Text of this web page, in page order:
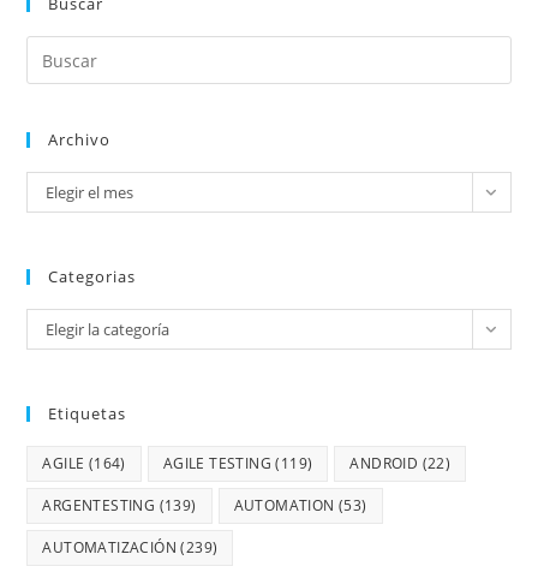
Archivo
Elegir el mes
Categorias
Elegir la categoría
Etiquetas
AGILE (164) AGILE TESTING (119) ANDROID (22)
ARGENTESTING (139) AUTOMATION (53)
AUTOMATIZACIÓN (239)